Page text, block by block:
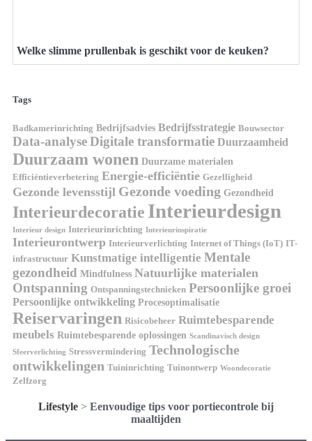
Welke slimme prullenbak is geschikt voor de keuken?
Tags
Badkamerinrichting Bedrijfsadvies Bedrijfsstrategie Bouwsector
Data-analyseDigitale transformatie Duurzaamheid
Duurzaam wonen Duurzame materialen
Efficiëntieverbetering Energie-efficiëntie Gezelligheid
Gezonde levensstijl Gezonde voeding Gezondheid
Interieurdecoratie Interieurdesign
Interieur design Interieurinrichting Interieurinspiratie
Interieurontwerp Interieurverlichting Internet of Things (IoT) IT-
infrastructuur Kunstmatige intelligentie Mentale
gezondheid Mindfulness Natuurlijke materialen
Ontspanning Ontspanningstechnieken Persoonlijke groei
Persoonlijke ontwikkeling Procesoptimalisatie
Reiservaringen Risicobeheer Ruimtebesparende
meubels Ruimtebesparende oplossingen Scandinavisch design
Sfeerverlichting Stressvermindering Technologische
ontwikkelingen Tuininrichting Tuinontwerp Woondecoratie
Zelfzorg
Lifestyle > Eenvoudige tips voor portiecontrole bij
maaltijden